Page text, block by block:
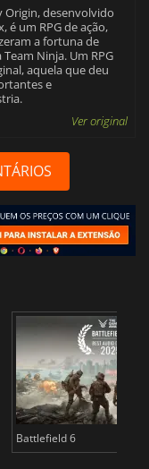
Origin, desenvolvido
é um RPG de ação,
a fortuna de
Ninja. Um RPG
aquela que deu
e
Ver original
Battlefield 6